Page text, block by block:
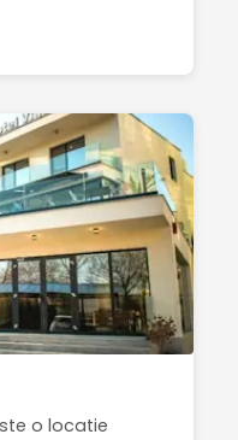
o locatie